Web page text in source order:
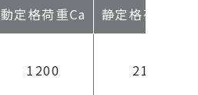
動定格荷重Ca 静定格荷重Coa
1200
2100